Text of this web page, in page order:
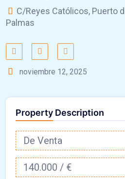
C/Reyes Católicos, Puerto
Palmas
noviembre 12, 2025
Property Description
De Venta
140.000 / €